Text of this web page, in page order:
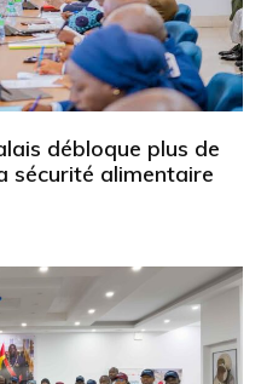
débloque plus de
sécurité alimentaire